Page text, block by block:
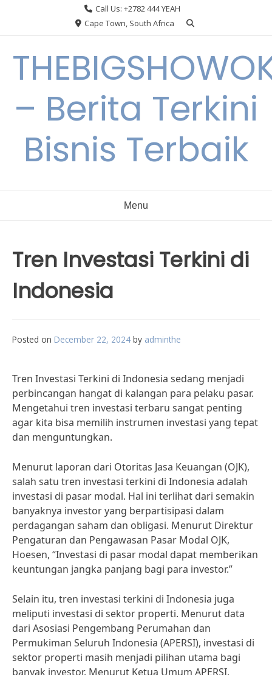
Call Us: +2782 444 YEAH
Cape Town, South Africa
– Berita Terkini
Bisnis Terbaik
Menu
Tren Investasi Terkini di
Indonesia
Posted on December 22, 2024 by adminthe
Tren Investasi Terkini di Indonesia sedang menjadi
perbincangan hangat di kalangan para pelaku pasar.
Mengetahui tren investasi terbaru sangat penting
agar kita bisa memilih instrumen investasi yang tepat
dan menguntungkan.
Menurut laporan dari Otoritas Jasa Keuangan (OJK),
salah satu tren investasi terkini di Indonesia adalah
investasi di pasar modal. Hal ini terlihat dari semakin
banyaknya investor yang berpartisipasi dalam
perdagangan saham dan obligasi. Menurut Direktur
Pengaturan dan Pengawasan Pasar Modal OJK,
Hoesen, “Investasi di pasar modal dapat memberikan
keuntungan jangka panjang bagi para investor.”
Selain itu, tren investasi terkini di Indonesia juga
meliputi investasi di sektor properti. Menurut data
dari Asosiasi Pengembang Perumahan dan
Permukiman Seluruh Indonesia (APERSI), investasi di
sektor properti masih menjadi pilihan utama bagi
banyak investor. Menurut Ketua Umum APERSI,